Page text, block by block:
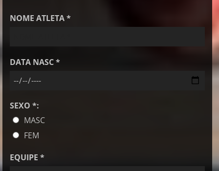
NOME ATLETA *
DATA NASC *
SEXO *:
MASC
FEM
EQUIPE *